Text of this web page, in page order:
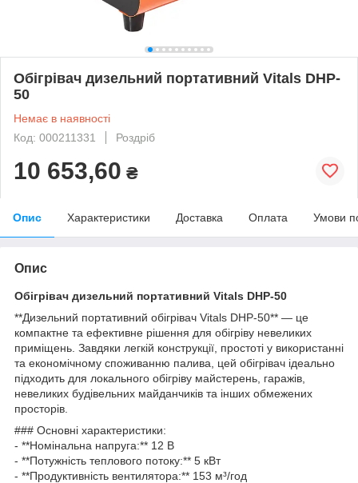
Обігрівач дизельний портативний Vitals DHP-
50
Немає в наявності
Код: 000211331
Роздріб
10 653,60 ₴
Опис Характеристики Доставка Оплата Умови
Опис
Обігрівач дизельний портативний Vitals DHP-50
**Дизельний портативний обігрівач Vitals DHP-50** — це
компактне та ефективне рішення для обігріву невеликих
приміщень. Завдяки легкій конструкції, простоті у використанні
та економічному споживанню палива, цей обігрівач ідеально
підходить для локального обігріву майстерень, гаражів,
невеликих будівельних майданчиків та інших обмежених
просторів.
### Основні характеристики:
- **Номінальна напруга:** 12 В
- **Потужність теплового потоку:** 5 кВт
- **Продуктивність вентилятора:** 153 м³/год